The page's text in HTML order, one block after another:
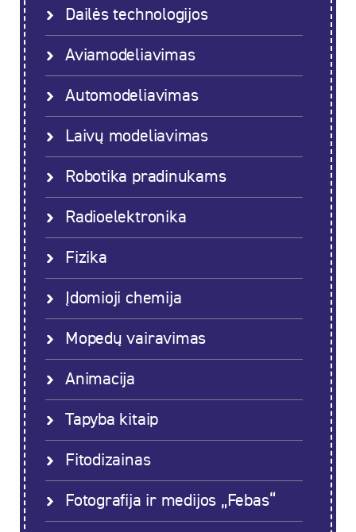
Dailės technologijos
Aviamodeliavimas
Automodeliavimas
Laivų modeliavimas
Robotika pradinukams
Radioelektronika
Fizika
Įdomioji chemija
Mopedų vairavimas
Animacija
Tapyba kitaip
Fitodizainas
Fotografija ir medijos „Febas“